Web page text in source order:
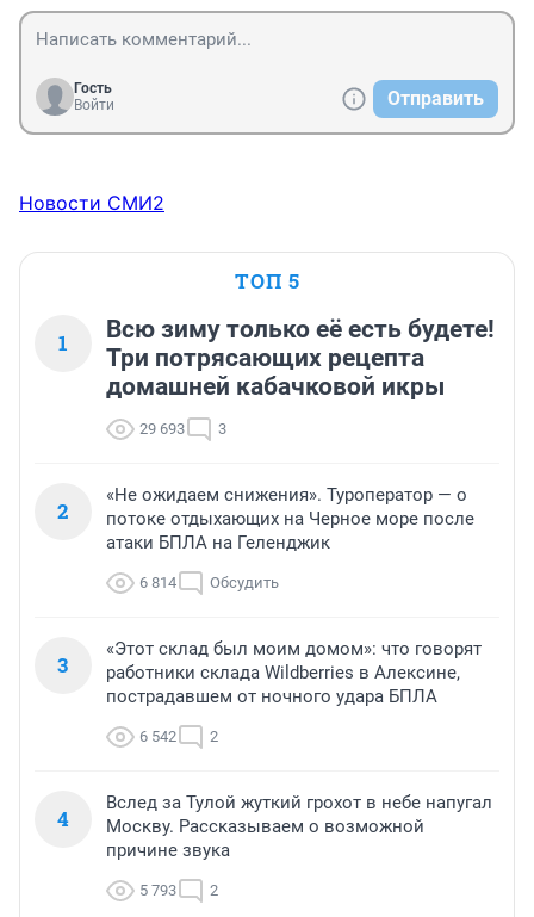
Гость
Войти
Отправить
Новости СМИ2
ТОП 5
1
Всю зиму только её есть будете!
Три потрясающих рецепта
домашней кабачковой икры
29 693 3
2
«Не ожидаем снижения». Туроператор — о
потоке отдыхающих на Черное море после
атаки БПЛА на Геленджик
6 814 Обсудить
3
«Этот склад был моим домом»: что говорят
работники склада Wildberries в Алексине,
пострадавшем от ночного удара БПЛА
6 542 2
4
Вслед за Тулой жуткий грохот в небе напугал
Москву. Рассказываем о возможной
причине звука
5 793 2